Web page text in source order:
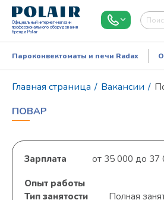
Официальный интернет-магазин
профессионального оборудования
бренда Polair
Пароконвектоматы и печи Radax
Главная страница / Вакансии /
ПОВАР
Зарплата
от 35 000 до 37
Опыт работы
Тип занятости
Полная